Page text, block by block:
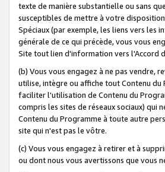
texte de manière substantielle ou sans
susceptibles de mettre à votre
Spéciaux (par exemple, les liens vers les
générale de ce qui précède, vous vous
Site tout lien d'information vers l'Accord
(b) Vous vous engagez à ne pas vendre,
utilise, intègre ou affiche tout Contenu du
faciliter l'utilisation de Contenu du
compris les sites de réseaux sociaux) qui
Contenu du Programme à toute autre
site qui n'est pas le vôtre.
(c) Vous vous engagez à retirer et à
ou dont nous vous avertissons que vous